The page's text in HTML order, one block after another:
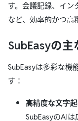
す。会議記録、イン
など、効率的かつ高
SubEasyの
SubEasyは多彩な機
す：
高精度な文字
SubEasyのAI